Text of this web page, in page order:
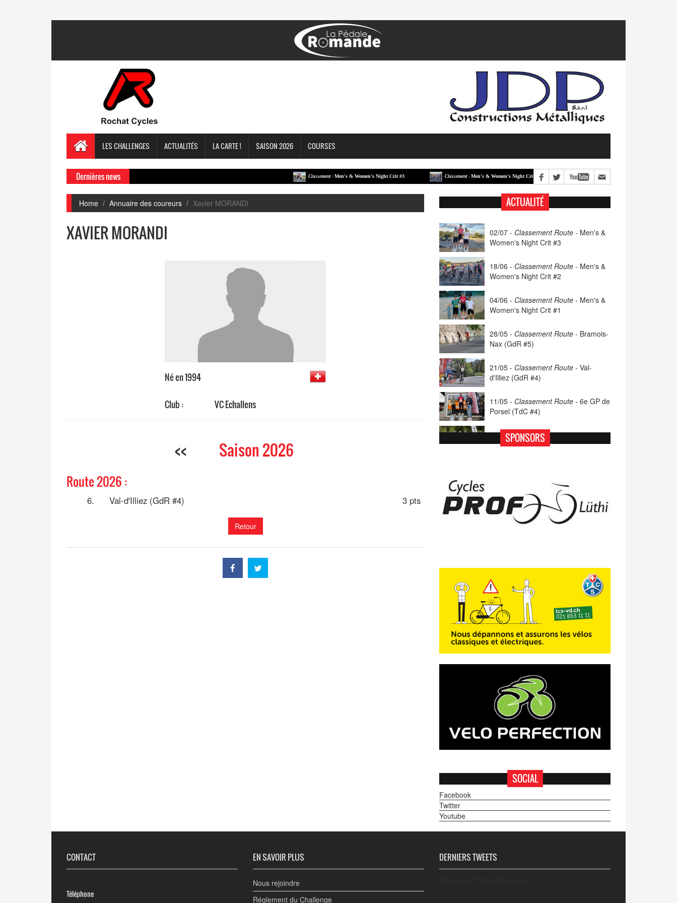
LES CHALLENGES ACTUALITÉS LA CARTE ! SAISON 2026 COURSES
Dernières news Classement -Men's & Women's Night Crit #3 Classement -Men's & Women's Night Crit #2 Classement - Men's & Women's Night Crit #1
Home Annuaire des coureurs Xavier MORANDI
XAVIER MORANDI
Né en 1994
Club : VC Echallens
<< Saison 2026
Route 2026 :
6. Val-d'Illiez (GdR #4) 3 pts
Retour
ACTUALITÉ
02/07 - Classement Route - Men's &
Women's Night Crit #3
18/06 - Classement Route - Men's &
Women's Night Crit #2
04/06 - Classement Route - Men's &
Women's Night Crit #1
28/05 - Classement Route - Bramois-
Nax (GdR #5)
21/05 - Classement Route - Val-
d'Illiez (GdR #4)
11/05 - Classement Route - 6e GP de
Porsel (TdC #4)
07/05 -Classement Route -Blonay-
Les Pléiades (GdR #3)
14/04 -Photos -Les photos du 5e GP
de Semsales
SPONSORS
SOCIAL
Facebook
Twitter
Youtube
CONTACT
Téléphone
EN SAVOIR PLUS
Nous rejoindre
Réglement du Challenge
DERNIERS TWEETS